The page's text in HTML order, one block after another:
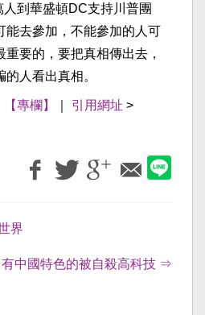
到華盛頓DC支持川普團
能去參加，不能參加的人可
重要的，要把真相傳出去，
人看出真相。
【專欄】 引用網址 >
界
有中國特色的被自殺高科技 ⇒